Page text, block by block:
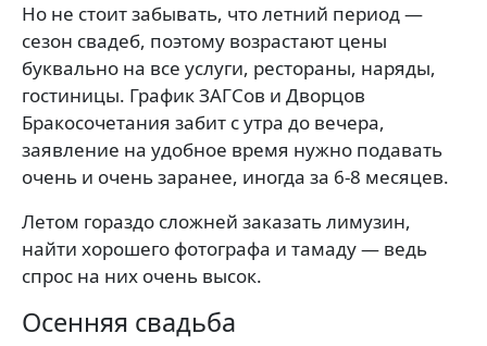
Но не стоит забывать, что летний период —
сезон свадеб, поэтому возрастают цены
буквально на все услуги, рестораны, наряды,
гостиницы. График ЗАГСов и Дворцов
Бракосочетания забит с утра до вечера,
заявление на удобное время нужно подавать
очень и очень заранее, иногда за 6-8 месяцев.
Летом гораздо сложней заказать лимузин,
найти хорошего фотографа и тамаду — ведь
спрос на них очень высок.
Осенняя свадьба